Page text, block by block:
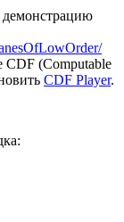
CDF (Computable
CDF Player.